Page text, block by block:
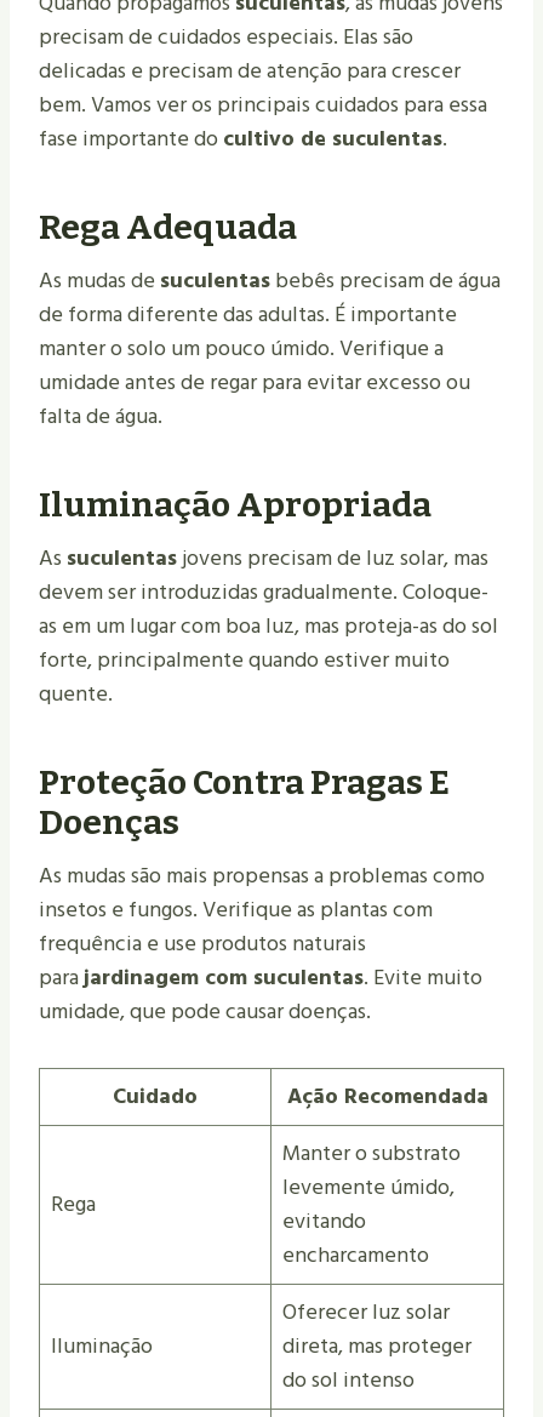
precisam de cuidados especiais. Elas são
delicadas e precisam de atenção para crescer
bem. Vamos ver os principais cuidados para essa
fase importante docultivo de suculentas.
Rega Adequada
As mudas de suculentasbebês precisam de água
de forma diferente das adultas. É importante
manter o solo um pouco úmido. Verifique a
umidade antes de regar para evitar excesso ou
falta de água.
Iluminação Apropriada
As suculentasjovens precisam de luz solar, mas
devem ser introduzidas gradualmente. Coloque-
as em um lugar com boa luz, mas proteja-as do sol
forte, principalmente quando estiver muito
quente.
Proteção Contra Pragas E
Doenças
As mudas são mais propensas a problemas como
insetos e fungos. Verifique as plantas com
frequência e use produtos naturais
parajardinagem com suculentas. Evite muito
umidade, que pode causar doenças.
Cuidado Ação Recomendada
Rega
Manter o substrato
levemente úmido,
evitando
encharcamento
Iluminação
Oferecer luz solar
direta, mas proteger
do sol intenso